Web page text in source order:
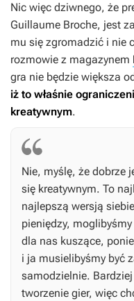
Nic więc dziwnego, że
Guillaume Broche, jest
mu się zgromadzić i nie
rozmowie z magazynem
gra nie będzie większa
iż to właśnie
kreatywnym.
Nie, myślę, że dobrze
się kreatywnym. To
najlepszą wersją
pieniędzy,
dla nas kuszące,
i ja musielibyśmy być
samodzielnie.
tworzenie gier, więc